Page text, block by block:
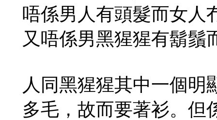
唔係男人有頭髮而女人
又唔係男黑猩猩有鬍鬚
人同黑猩猩其中一個明
多毛，故而要著衫。但